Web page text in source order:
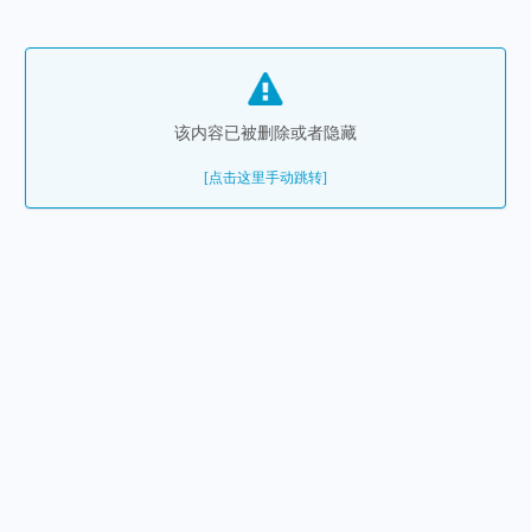
该内容已被删除或者隐藏
[点击这里手动跳转]